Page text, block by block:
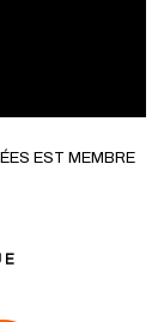
EST MEMBRE